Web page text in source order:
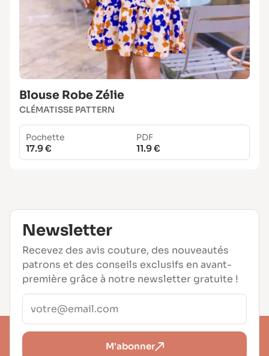
Blouse Robe Zélie
CLÉMATISSE PATTERN
Pochette
17.9 €
PDF
11.9 €
Newsletter
Recevez des avis couture, des nouveautés
patrons et des conseils exclusifs en avant-
première grâce à notre newsletter gratuite !
M'abonner